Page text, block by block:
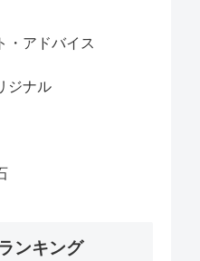
・アドバイス
ジナル
ンキング